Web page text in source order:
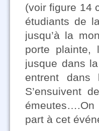
(voir figure 14
étudiants de
jusqu’à la
porte plainte,
jusque dans
entrent dans
S’ensuivent
part à cet